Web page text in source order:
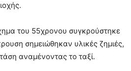
του 55χρονου συγκρούστηκε
σημειώθηκαν υλικές ζημιές,
αναμένοντας το ταξί.